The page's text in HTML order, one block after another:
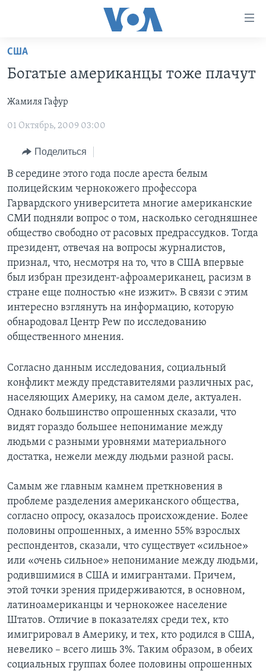
Перейти
основной
Перейти
навигации
поиск
АМЕРИКА
НОВОСТИ ЗА МИНУТУ
ИТОГИ
ПОЧЕМУ ЭТО ВАЖНО?
ДИСКУССИЯ VOA
ДЕТАЛИ
НЬЮ-ЙОРК NEW YORK
АМЕРИКА. БОЛЬШОЕ ПУТЕШЕСТВИЕ
ПРОЕКТЫ
УЧИМ АНГЛИЙСКИЙ
НАША АМЕРИКАНСКАЯ ИСТОРИЯ
А КАК В АМЕРИКЕ?
АРТЕФАКТЫ
АМЕРИКАНСКИЕ ГОРОДКИ
ТЕСТЫ
ЭКСПЕРТИЗА
ИНТЕРВЬЮ
ФАКТЫ ПРОТИВ ФЕЙКОВ
ЗА СВОБОДУ ПРЕССЫ
УЧИМ АНГЛИЙСКИЙ
ВИДЕО
ПОДПИСКА НА НОВОСТИ
Learning English
СОЦИАЛЬНЫЕ СЕТИ
Языки
США
Богатые американцы тоже плачут
Жамиля Гафур
01 Октябрь, 2009 03:00
Поделиться
В середине этого года после ареста белым
полицейским чернокожего профессора
Гарвардского университета многие американские
СМИ подняли вопрос о том, насколько сегодняшнее
общество свободно от расовых предрассудков. Тогда
президент, отвечая на вопросы журналистов,
признал, что, несмотря на то, что в США впервые
был избран президент-афроамериканец, расизм в
стране еще полностью «не изжит». В связи с этим
интересно взглянуть на информацию, которую
обнародовал Центр Pew по исследованию
общественного мнения.
Согласно данным исследования, социальный
конфликт между представителями различных рас,
населяющих Америку, на самом деле, актуален.
Однако большинство опрошенных сказали, что
видят гораздо большее непонимание между
людьми с разными уровнями материального
достатка, нежели между людьми разной расы.
Самым же главным камнем преткновения в
проблеме разделения американского общества,
согласно опросу, оказалось происхождение. Более
половины опрошенных, а именно 55% взрослых
респондентов, сказали, что существует «сильное»
или «очень сильное» непонимание между людьми,
родившимися в США и имигрантами. Причем,
этой точки зрения придерживаются, в основном,
латиноамериканцы и чернокожее население
Штатов. Отличие в показателях среди тех, кто
имигрировал в Америку, и тех, кто родился в США,
невелико – всего лишь 3%. Таким образом, в обеих
социальных группах более половины опрошенных